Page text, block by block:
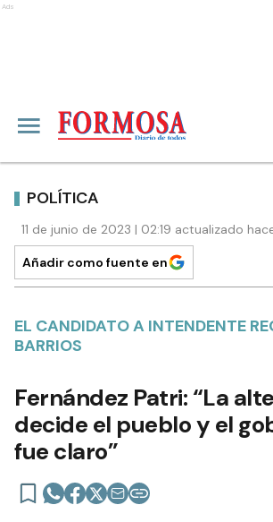
Ads
POLÍTICA
11 de junio de 2023 | 02:19 actualizado
Añadir como fuente en
EL CANDIDATO A INTENDENTE
BARRIOS
Fernández Patri: “La
decide el pueblo y el
fue claro”